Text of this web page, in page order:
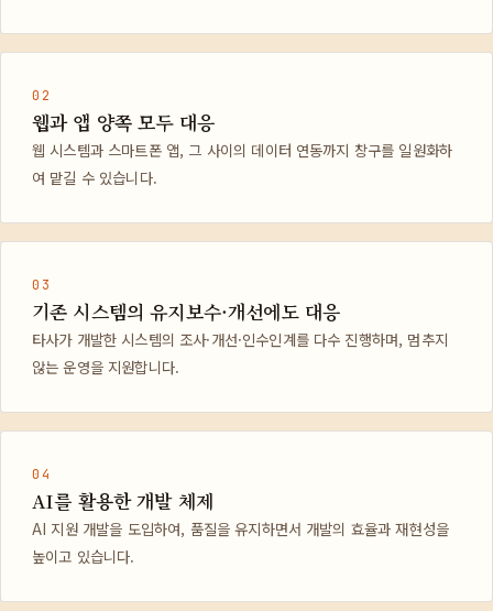
02
웹과 앱 양쪽 모두 대응
웹 시스템과 스마트폰 앱, 그 사이의 데이터 연동까지 창구를 일원화하
여 맡길 수 있습니다.
03
기존 시스템의 유지보수·개선에도 대응
타사가 개발한 시스템의 조사·개선·인수인계를 다수 진행하며, 멈추지
않는 운영을 지원합니다.
04
AI를 활용한 개발 체제
AI 지원 개발을 도입하여, 품질을 유지하면서 개발의 효율과 재현성을
높이고 있습니다.